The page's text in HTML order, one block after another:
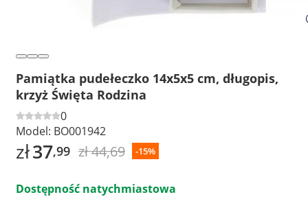
Pamiątka pudełeczko 14x5x5 cm, długopis,
krzyż Święta Rodzina
0
Model: BO001942
zł37,99 zł 44,69 -15%
Dostępność natychmiastowa